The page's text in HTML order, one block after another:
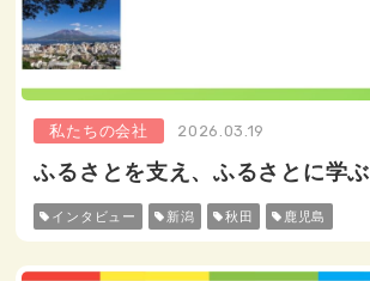
私たちの会社 2026.03.19
ふるさとを支え、ふるさとに学ぶ
インタビュー 新潟 秋田 鹿児島